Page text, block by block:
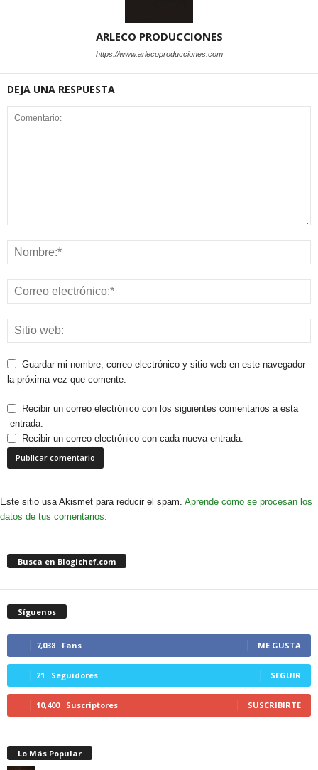
ARLECO PRODUCCIONES
https://www.arlecoproducciones.com
DEJA UNA RESPUESTA
Guardar mi nombre, correo electrónico y sitio web en este navegador
la próxima vez que comente.
Recibir un correo electrónico con los siguientes comentarios a esta
entrada.
Recibir un correo electrónico con cada nueva entrada.
Este sitio usa Akismet para reducir el spam. Aprende cómo se procesan los
datos de tus comentarios.
Busca en Blogichef.com
Síguenos
7,038 Fans ME GUSTA
21 Seguidores SEGUIR
10,400 Suscriptores SUSCRIBIRTE
Lo Más Popular